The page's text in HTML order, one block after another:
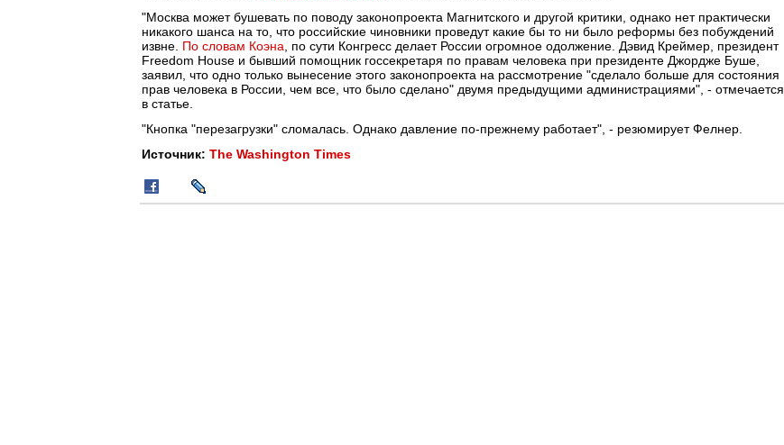
"Москва может бушевать по поводу законопроекта Магнитского и другой критики, однако нет практически
никакого шанса на то, что российские чиновники проведут какие бы то ни было реформы без побуждений
извне. По словам Коэна , по сути Конгресс делает России огромное одолжение. Дэвид Креймер, президент
Freedom House и бывший помощник госсекретаря по правам человека при президенте Джордже Буше,
заявил, что одно только вынесение этого законопроекта на рассмотрение "сделало больше для состояния
прав человека в России, чем все, что было сделано" двумя предыдущими администрациями", - отмечается
в статье.
"Кнопка "перезагрузки" сломалась. Однако давление по-прежнему работает", - резюмирует Фелнер.
Источник: The Washington Times